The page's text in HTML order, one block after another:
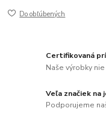
Do obľúbených
Certifikovaná
Naše výrobky
Veľa značiek na
Podporujeme